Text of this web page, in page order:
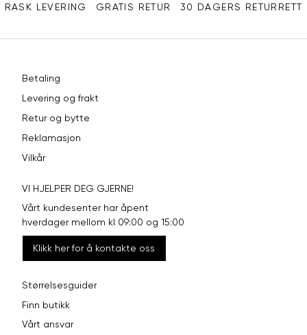
RASK LEVERING GRATIS RETUR 30 DAGERS RETURRETT
Betaling
Levering og frakt
Retur og bytte
Reklamasjon
Vilkår
VI HJELPER DEG GJERNE!
Vårt kundesenter har åpent
hverdager mellom kl 09:00 og 15:00
Klikk her for å kontakte oss
Størrelsesguider
Finn butikk
Vårt ansvar